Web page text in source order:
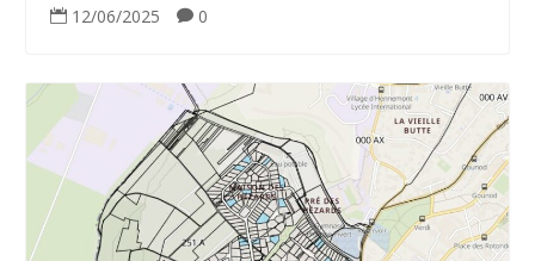
 12/06/2025  0